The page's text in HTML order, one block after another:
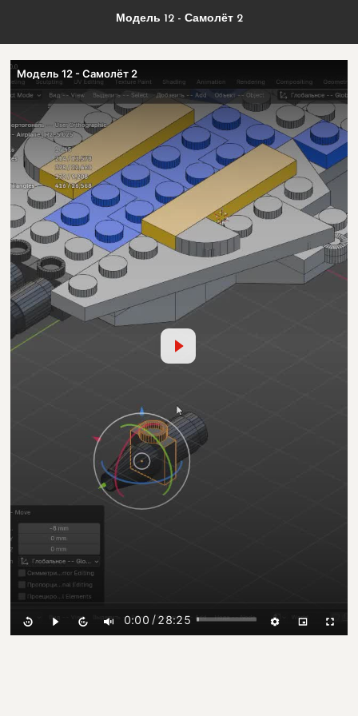
Модель 12 - Самолёт 2
Модель 12 - Самолёт 2
0:00 /28:25